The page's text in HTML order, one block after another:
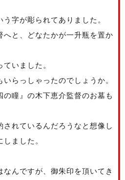
字が彫られてありました。
へと、どなたかが一升瓶を置か
いました。
らっしゃったのでしょうか。
瞳』の木下恵介監督のお墓も
されているんだろうなと想像し
ました。
んですが、御朱印を頂いてき